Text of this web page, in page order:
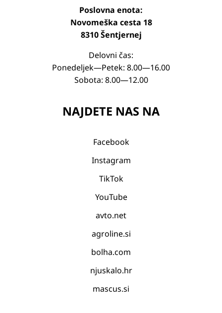
Poslovna enota:
Novomeška cesta 18
8310 Šentjernej
Delovni čas:
Ponedeljek—Petek: 8.00—16.00
Sobota: 8.00—12.00
NAJDETE NAS NA
Facebook
Instagram
TikTok
YouTube
avto.net
agroline.si
bolha.com
njuskalo.hr
mascus.si